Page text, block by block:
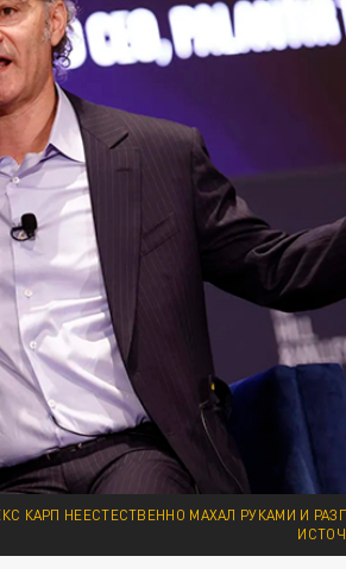
КАРП НЕЕСТЕСТВЕННО МАХАЛ РУКАМИ И